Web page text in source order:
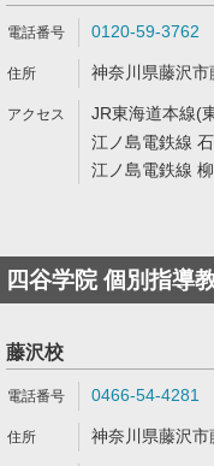
0120-59-3762
神奈川県藤沢
JR東海道本線(
江ノ島電鉄線
江ノ島電鉄線
四谷学院 個別指導
藤沢校
0466-54-4281
神奈川県藤沢